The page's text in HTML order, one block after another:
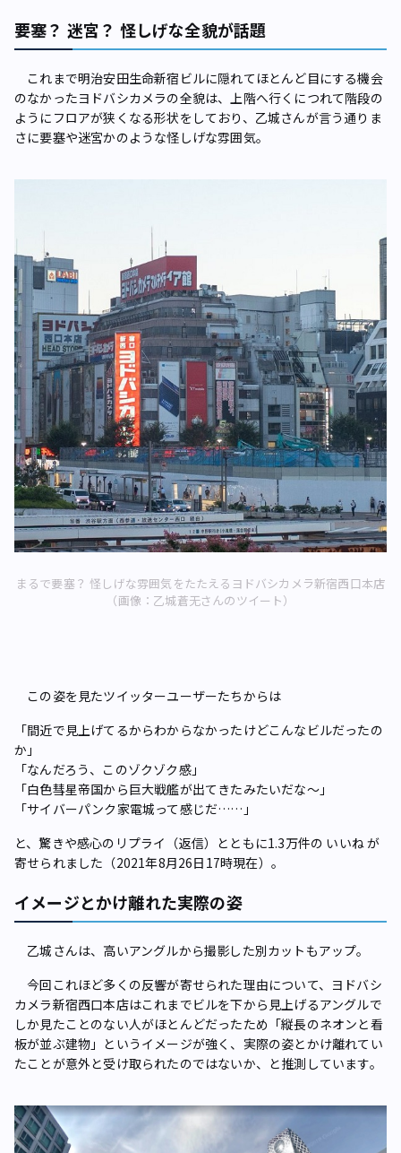
要塞？ 迷宮？ 怪しげな全貌が話題
これまで明治安田生命新宿ビルに隠れてほとんど目にする機会
のなかったヨドバシカメラの全貌は、上階へ行くにつれて階段の
ようにフロアが狭くなる形状をしており、乙城さんが言う通りま
さに要塞や迷宮かのような怪しげな雰囲気。
まるで要塞？ 怪しげな雰囲気をたたえるヨドバシカメラ新宿西口本店
（画像：乙城蒼无さんのツイート）
この姿を見たツイッターユーザーたちからは
「間近で見上げてるからわからなかったけどこんなビルだったの
か」
「なんだろう、このゾクゾク感」
「白色彗星帝国から巨大戦艦が出てきたみたいだな～」
「サイバーパンク家電城って感じだ……」
と、驚きや感心のリプライ（返信）とともに1.3万件の いいね が
寄せられました（2021年8月26日17時現在）。
イメージとかけ離れた実際の姿
乙城さんは、高いアングルから撮影した別カットもアップ。
今回これほど多くの反響が寄せられた理由について、ヨドバシ
カメラ新宿西口本店はこれまでビルを下から見上げるアングルで
しか見たことのない人がほとんどだったため「縦長のネオンと看
板が並ぶ建物」というイメージが強く、実際の姿とかけ離れてい
たことが意外と受け取られたのではないか、と推測しています。